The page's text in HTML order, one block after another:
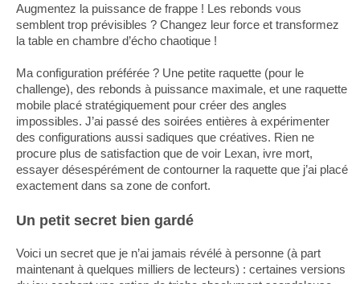
Augmentez la puissance de frappe ! Les rebonds vous
semblent trop prévisibles ? Changez leur force et transformez
la table en chambre d’écho chaotique !
Ma configuration préférée ? Une petite raquette (pour le
challenge), des rebonds à puissance maximale, et une raquette
mobile placé stratégiquement pour créer des angles
impossibles. J’ai passé des soirées entières à expérimenter
des configurations aussi sadiques que créatives. Rien ne
procure plus de satisfaction que de voir Lexan, ivre mort,
essayer désespérément de contourner la raquette que j’ai placé
exactement dans sa zone de confort.
Un petit secret bien gardé
Voici un secret que je n’ai jamais révélé à personne (à part
maintenant à quelques milliers de lecteurs) : certaines versions